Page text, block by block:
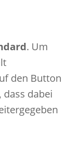
. Um
den Button
dass dabei